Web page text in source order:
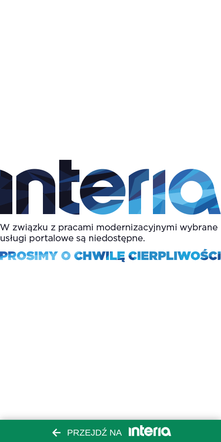
PRZEJDŹ NA